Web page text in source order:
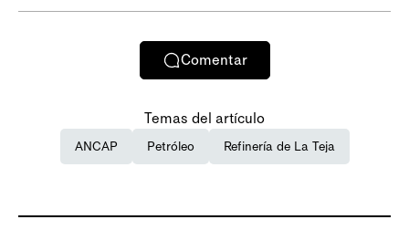
Comentar
Temas del artículo
ANCAP Petróleo Refinería de La Teja